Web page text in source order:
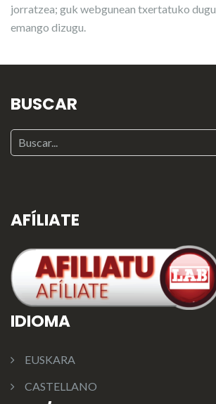
jorratzea; guk webgunean txertatuko
emango dizugu.
BUSCAR
AFÍLIATE
IDIOMA
EUSKARA
CASTELLANO